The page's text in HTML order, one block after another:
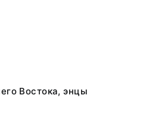
Востока, энцы